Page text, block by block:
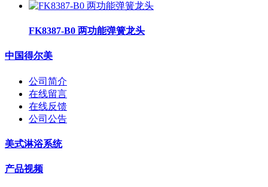
FK8387-B0 两功能弹簧龙头
中国得尔美
公司简介
在线留言
在线反馈
公司公告
美式淋浴系统
产品视频